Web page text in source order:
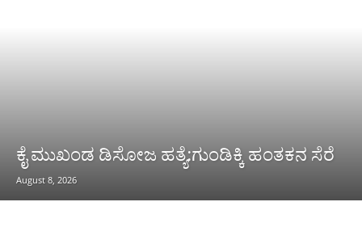
ಕೈ ಮುಖಂಡ ಡಿಸೋಜ ಹತ್ಯೆ:ಗುಂಡಿಕ್ಕಿ ಹಂತಕನ ಸೆರೆ
August 8, 2026